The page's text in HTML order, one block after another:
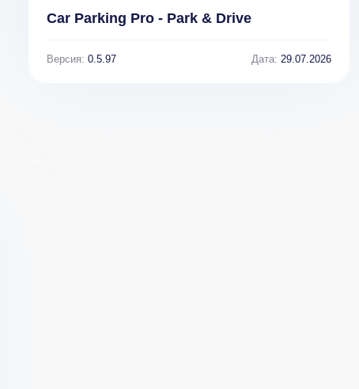
Car Parking Pro - Park & Drive
Версия: 0.5.97 Дата: 29.07.2026